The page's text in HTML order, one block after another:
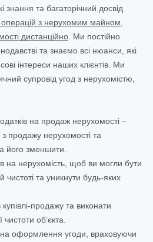
та багаторічний досвід
операцій з нерухомим майном
дистанційно . Ми постійно
та знаємо всі нюанси, які
інтереси наших клієнтів. Ми
супровід угод з нерухомістю,
на продаж нерухомості –
продажу нерухомості та
його зменшити.
на нерухомість, щоб ви могли бути
чистоті та уникнути будь-яких
купівлі-продажу та виконати
об’єкта.
на оформлення угоди, враховуючи